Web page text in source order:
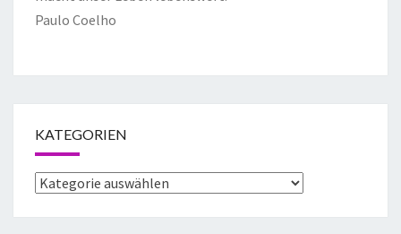
Paulo Coelho
KATEGORIEN